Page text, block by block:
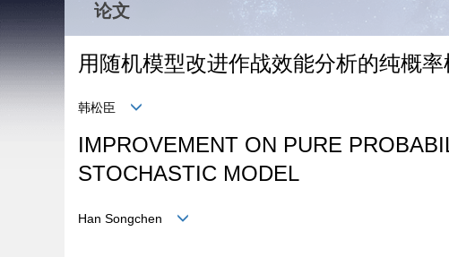
论文
用随机模型改进作战效能分析的纯概率
韩松臣
IMPROVEMENT ON PURE
STOCHASTIC MODEL
Han Songchen